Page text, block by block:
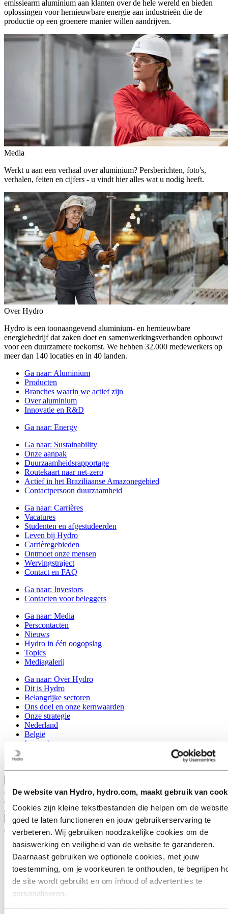
De website van Hydro, hydro.com, maakt gebruik van
Cookies zijn kleine tekstbestanden die helpen om de website
goed te laten functioneren en jouw gebruikerservaring te
verbeteren. Wij gebruiken noodzakelijke cookies om de
basiswerking en veiligheid van de website te garanderen.
Daarnaast gebruiken we optionele cookies, met jouw
toestemming, om je voorkeuren te onthouden, te begrijpen
de site wordt gebruikt en om inhoud of advertenties te
personaliseren.
emissiearm aluminium aan klanten over de hele wereld en bieden
oplossingen voor hernieuwbare energie aan industrieën die de
productie op een groenere manier willen aandrijven.
Media
Werkt u aan een verhaal over aluminium? Persberichten, foto's,
verhalen, feiten en cijfers - u vindt hier alles wat u nodig heeft.
Over Hydro
Hydro is een toonaangevend aluminium- en hernieuwbare
energiebedrijf dat zaken doet en samenwerkingsverbanden opbouwt
voor een duurzamere toekomst. We hebben 32.000 medewerkers op
meer dan 140 locaties en in 40 landen.
Ga naar: Aluminium
Producten
Branches waarin we actief zijn
Over aluminium
Innovatie en R&D
Ga naar: Energy
Ga naar: Sustainability
Onze aanpak
Duurzaamheidsrapportage
Routekaart naar net-zero
Actief in het Braziliaanse Amazonegebied
Contactpersoon duurzaamheid
Ga naar: Carrières
Vacatures
Studenten en afgestudeerden
Leven bij Hydro
Carrièregebieden
Ontmoet onze mensen
Wervingstraject
Contact en FAQ
Ga naar: Investors
Contacten voor beleggers
Ga naar: Media
Perscontacten
Nieuws
Hydro in één oogopslag
Topics
Mediagalerij
Ga naar: Over Hydro
Dit is Hydro
Belangrijke sectoren
Ons doel en onze kernwaarden
Onze strategie
Nederland
België
Luxemburg
Sluiten